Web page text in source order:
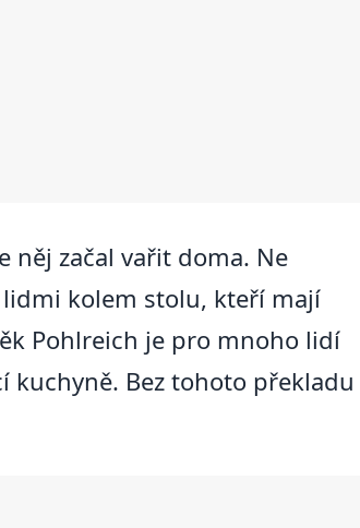
něj začal vařit doma. Ne
lidmi kolem stolu, kteří mají
Pohlreich je pro mnoho lidí
kuchyně. Bez tohoto překladu